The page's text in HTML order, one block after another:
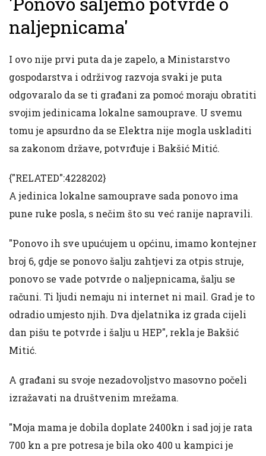
naljepnicama'
I ovo nije prvi puta da je zapelo, a Ministarstvo
gospodarstva i održivog razvoja svaki je puta
odgovaralo da se ti građani za pomoć moraju obratiti
svojim jedinicama lokalne samouprave. U svemu
tomu je apsurdno da se Elektra nije mogla uskladiti
sa zakonom države, potvrđuje i Bakšić Mitić.
{"RELATED":4228202}
A jedinica lokalne samouprave sada ponovo ima
pune ruke posla, s nečim što su već ranije napravili.
"Ponovo ih sve upućujem u općinu, imamo kontejner
broj 6, gdje se ponovo šalju zahtjevi za otpis struje,
ponovo se vade potvrde o naljepnicama, šalju se
računi. Ti ljudi nemaju ni internet ni mail. Grad je to
odradio umjesto njih. Dva djelatnika iz grada cijeli
dan pišu te potvrde i šalju u HEP", rekla je Bakšić
Mitić.
A građani su svoje nezadovoljstvo masovno počeli
izražavati na društvenim mrežama.
"Moja mama je dobila doplate 2400kn i sad joj je rata
700 kn a pre potresa je bila oko 400 u kampici je